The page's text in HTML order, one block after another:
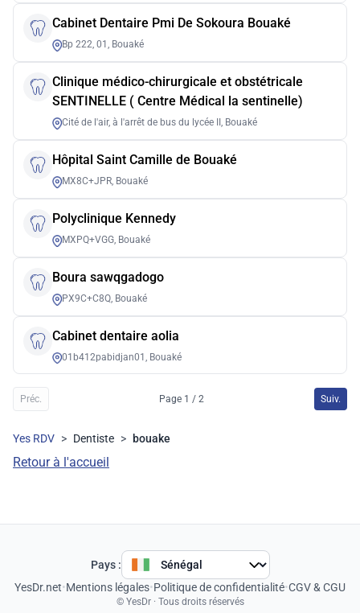
Cabinet Dentaire Pmi De Sokoura Bouaké
Bp 222, 01, Bouaké
Clinique médico-chirurgicale et obstétricale
SENTINELLE ( Centre Médical la sentinelle)
Cité de l'air, à l'arrêt de bus du lycée II, Bouaké
Hôpital Saint Camille de Bouaké
MX8C+JPR, Bouaké
Polyclinique Kennedy
MXPQ+VGG, Bouaké
Boura sawqgadogo
PX9C+C8Q, Bouaké
Cabinet dentaire aolia
01b412pabidjan01, Bouaké
Préc. Page 1 / 2 Suiv.
Yes RDV > Dentiste > bouake
Retour à l'accueil
Pays :
YesDr.net•Mentions légales•Politique de confidentialité•CGV & CGU
© YesDr · Tous droits réservés